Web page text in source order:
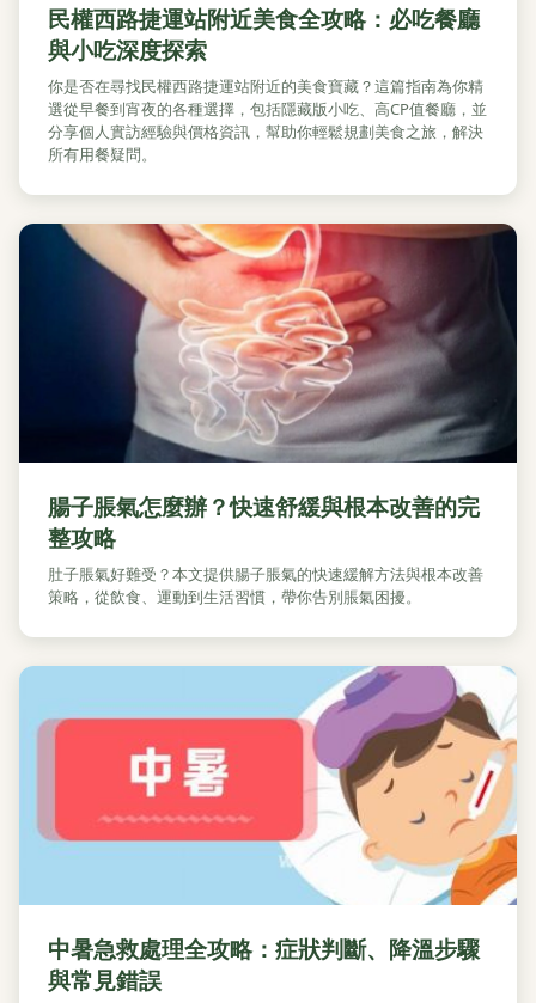
民權西路捷運站附近美食全攻略：必吃餐廳
與小吃深度探索
你是否在尋找民權西路捷運站附近的美食寶藏？這篇指南為你精
選從早餐到宵夜的各種選擇，包括隱藏版小吃、高CP值餐廳，並
分享個人實訪經驗與價格資訊，幫助你輕鬆規劃美食之旅，解決
所有用餐疑問。
腸子脹氣怎麼辦？快速舒緩與根本改善的完
整攻略
肚子脹氣好難受？本文提供腸子脹氣的快速緩解方法與根本改善
策略，從飲食、運動到生活習慣，帶你告別脹氣困擾。
中暑急救處理全攻略：症狀判斷、降溫步驟
與常見錯誤